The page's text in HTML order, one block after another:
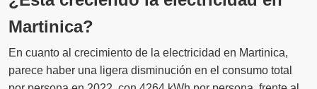
Martinica?
En cuanto al crecimiento de la electricidad en Martinica,
parece haber una ligera disminución en el consumo total